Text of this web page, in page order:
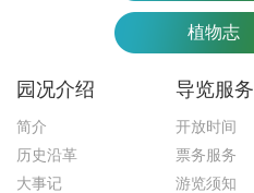
植物志
园况介绍
简介
历史沿革
大事记
导览服务
开放时间
票务服务
游览须知